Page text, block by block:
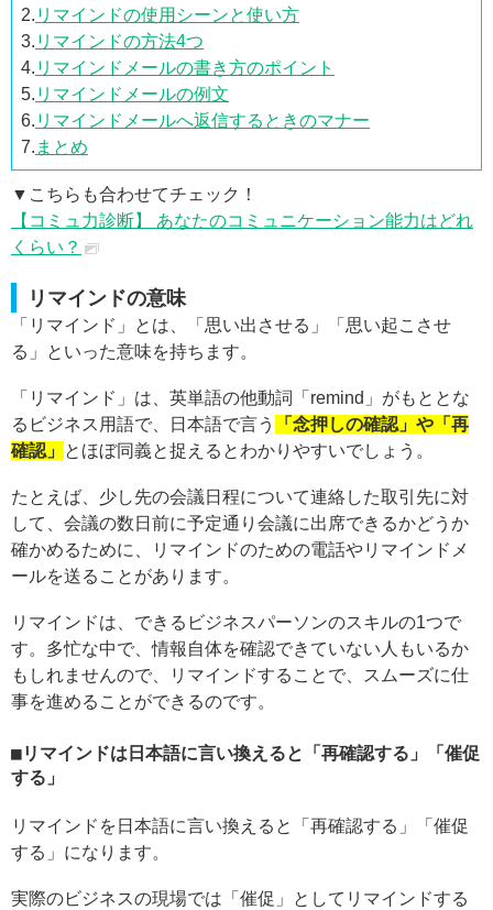
2. リマインドの使用シーンと使い方
3. リマインドの方法4つ
4. リマインドメールの書き方のポイント
5. リマインドメールの例文
6. リマインドメールへ返信するときのマナー
7. まとめ
▼こちらも合わせてチェック！
【コミュ力診断】 あなたのコミュニケーション能力はどれ
くらい？
リマインドの意味
「リマインド」とは、「思い出させる」「思い起こさせ
る」といった意味を持ちます。
「リマインド」は、英単語の他動詞「remind」がもととな
るビジネス用語で、日本語で言う
「念押しの確認」や「再
確認」
とほぼ同義と捉えるとわかりやすいでしょう。
たとえば、少し先の会議日程について連絡した取引先に対
して、会議の数日前に予定通り会議に出席できるかどうか
確かめるために、リマインドのための電話やリマインドメ
ールを送ることがあります。
リマインドは、できるビジネスパーソンのスキルの1つで
す。多忙な中で、情報自体を確認できていない人もいるか
もしれませんので、リマインドすることで、スムーズに仕
事を進めることができるのです。
リマインドは日本語に言い換えると「再確認する」「催促
する」
リマインドを日本語に言い換えると「再確認する」「催促
する」になります。
実際のビジネスの現場では「催促」としてリマインドする